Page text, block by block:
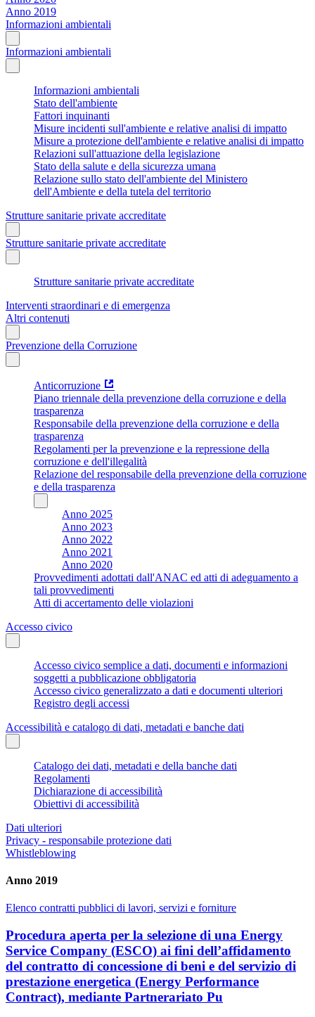
Anno 2019
Informazioni ambientali
Informazioni ambientali
Informazioni ambientali
Stato dell'ambiente
Fattori inquinanti
Misure incidenti sull'ambiente e relative analisi di impatto
Misure a protezione dell'ambiente e relative analisi di impatto
Relazioni sull'attuazione della legislazione
Stato della salute e della sicurezza umana
Relazione sullo stato dell'ambiente del Ministero
dell'Ambiente e della tutela del territorio
Strutture sanitarie private accreditate
Strutture sanitarie private accreditate
Strutture sanitarie private accreditate
Interventi straordinari e di emergenza
Altri contenuti
Prevenzione della Corruzione
Anticorruzione
Piano triennale della prevenzione della corruzione e della
trasparenza
Responsabile della prevenzione della corruzione e della
trasparenza
Regolamenti per la prevenzione e la repressione della
corruzione e dell'illegalità
Relazione del responsabile della prevenzione della corruzione
e della trasparenza
Anno 2025
Anno 2023
Anno 2022
Anno 2021
Anno 2020
Provvedimenti adottati dall'ANAC ed atti di adeguamento a
tali provvedimenti
Atti di accertamento delle violazioni
Accesso civico
Accesso civico semplice a dati, documenti e informazioni
soggetti a pubblicazione obbligatoria
Accesso civico generalizzato a dati e documenti ulteriori
Registro degli accessi
Accessibilità e catalogo di dati, metadati e banche dati
Catalogo dei dati, metadati e della banche dati
Regolamenti
Dichiarazione di accessibilità
Obiettivi di accessibilità
Dati ulteriori
Privacy - responsabile protezione dati
Whistleblowing
Anno 2019
Elenco contratti pubblici di lavori, servizi e forniture
Procedura aperta per la selezione di una Energy
Service Company (ESCO) ai fini dell’affidamento
del contratto di concessione di beni e del servizio di
prestazione energetica (Energy Performance
Contract), mediante Partnerariato Pu